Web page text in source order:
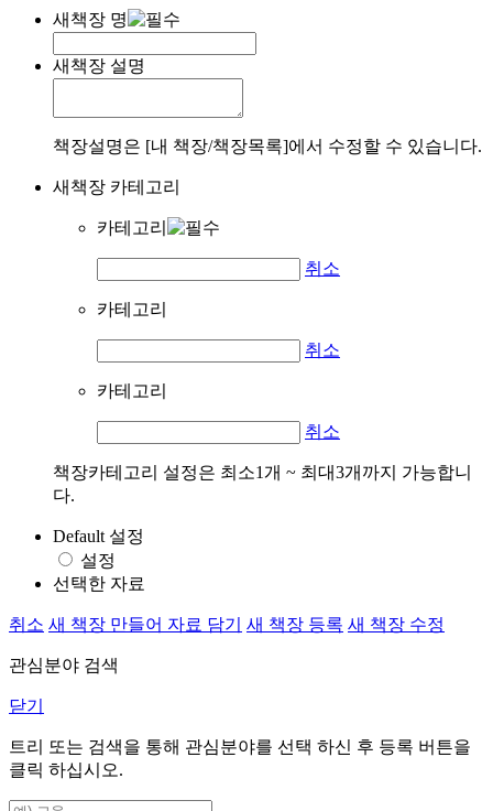
새책장 명
새책장 설명
책장설명은 [내 책장/책장목록]에서 수정할 수 있습니다.
새책장 카테고리
카테고리
취소
카테고리
취소
카테고리
취소
책장카테고리 설정은 최소1개 ~ 최대3개까지 가능합니
다.
Default 설정
설정
선택한 자료
취소 새 책장 만들어 자료 담기 새 책장 등록 새 책장 수정
관심분야 검색
닫기
트리 또는 검색을 통해 관심분야를 선택 하신 후 등록 버튼을
클릭 하십시오.